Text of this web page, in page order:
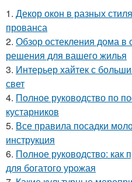
1. Декор окон в разных
прованса
2. Обзор остекления дома в
решения для вашего жилья
3. Интерьер хайтек с
свет
4. Полное руководство по
кустарников
5. Все правила посадки
инструкция
6. Полное руководство: как
для богатого урожая